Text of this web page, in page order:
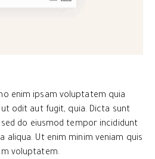
enim ipsam voluptatem quia
odit aut fugit, quia. Dicta sunt
do eiusmod tempor incididunt
aliqua. Ut enim minim veniam quis
voluptatem.